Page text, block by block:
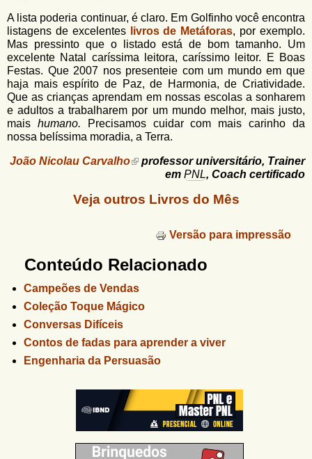
A lista poderia continuar, é claro. Em Golfinho você encontra
listagens de excelentes
livros de Metáforas, por exemplo.
Mas pressinto que o listado está de bom tamanho. Um
excelente Natal caríssima leitora, caríssimo leitor. E Boas
Festas. Que 2007 nos presenteie com um mundo em que
haja mais espírito de Paz, de Harmonia, de Criatividade.
Que as crianças aprendam em nossas escolas a sonharem
e adultos a trabalharem por um mundo melhor, mais justo,
mais humano. Precisamos cuidar com mais carinho da
nossa belíssima moradia, a Terra.
João Nicolau Carvalho
professor universitário, Trainer
em PNL, Coach certificado
Veja outros Livros do Mês
Versão para impressão
Conteúdo Relacionado
Campeões de Vendas
Coleção Toque Mágico
Conversas Difíceis
Contos de fadas para aprender a viver
Engenharia da Persuasão